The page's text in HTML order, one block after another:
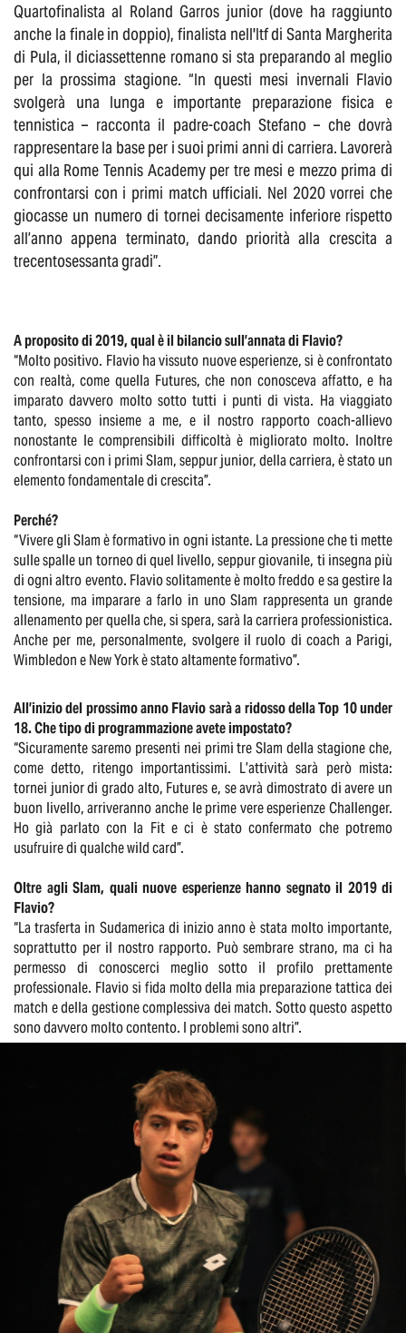
Quartofinalista al Roland Garros junior (dove ha raggiunto
anche la finale in doppio), finalista nell'Itf di Santa Margherita
di Pula, il diciassettenne romano si sta preparando al meglio
per la prossima stagione. “In questi mesi invernali Flavio
svolgerà una lunga e importante preparazione fisica e
tennistica – racconta il padre-coach Stefano – che dovrà
rappresentare la base per i suoi primi anni di carriera. Lavorerà
qui alla Rome Tennis Academy per tre mesi e mezzo prima di
confrontarsi con i primi match ufficiali. Nel 2020 vorrei che
giocasse un numero di tornei decisamente inferiore rispetto
all’anno appena terminato, dando priorità alla crescita a
trecentosessanta gradi”.
A proposito di 2019, qual è il bilancio sull’annata di Flavio?
“Molto positivo. Flavio ha vissuto nuove esperienze, si è confrontato
con realtà, come quella Futures, che non conosceva affatto, e ha
imparato davvero molto sotto tutti i punti di vista. Ha viaggiato
tanto, spesso insieme a me, e il nostro rapporto coach-allievo
nonostante le comprensibili difficoltà è migliorato molto. Inoltre
confrontarsi con i primi Slam, seppur junior, della carriera, è stato un
elemento fondamentale di crescita”.
Perché?
“Vivere gli Slam è formativo in ogni istante. La pressione che ti mette
sulle spalle un torneo di quel livello, seppur giovanile, ti insegna più
di ogni altro evento. Flavio solitamente è molto freddo e sa gestire la
tensione, ma imparare a farlo in uno Slam rappresenta un grande
allenamento per quella che, si spera, sarà la carriera professionistica.
Anche per me, personalmente, svolgere il ruolo di coach a Parigi,
Wimbledon e New York è stato altamente formativo”.
All’inizio del prossimo anno Flavio sarà a ridosso della Top 10 under
18. Che tipo di programmazione avete impostato?
“Sicuramente saremo presenti nei primi tre Slam della stagione che,
come detto, ritengo importantissimi. L’attività sarà però mista:
tornei junior di grado alto, Futures e, se avrà dimostrato di avere un
buon livello, arriveranno anche le prime vere esperienze Challenger.
Ho già parlato con la Fit e ci è stato confermato che potremo
usufruire di qualche wild card”.
Oltre agli Slam, quali nuove esperienze hanno segnato il 2019 di
Flavio?
“La trasferta in Sudamerica di inizio anno è stata molto importante,
soprattutto per il nostro rapporto. Può sembrare strano, ma ci ha
permesso di conoscerci meglio sotto il profilo prettamente
professionale. Flavio si fida molto della mia preparazione tattica dei
match e della gestione complessiva dei match. Sotto questo aspetto
sono davvero molto contento. I problemi sono altri”.